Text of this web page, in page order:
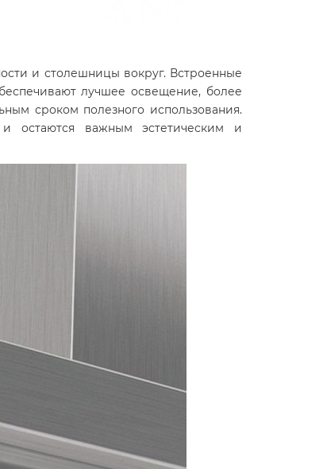
и столешницы вокруг. Встроенные
лучшее освещение, более
сроком полезного использования.
остаются важным эстетическим и